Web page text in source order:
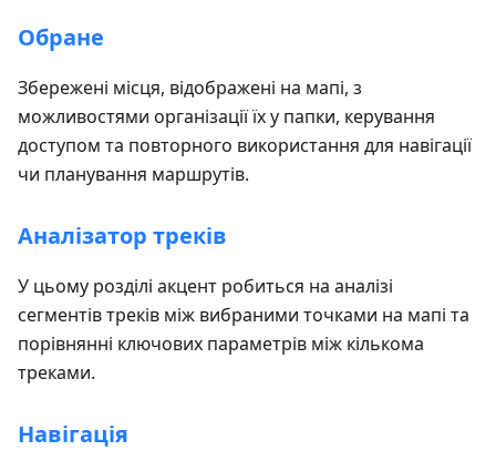
Обране
Збережені місця, відображені на мапі, з
можливостями організації їх у папки, керування
доступом та повторного використання для навігації
чи планування маршрутів.
Аналізатор треків
У цьому розділі акцент робиться на аналізі
сегментів треків між вибраними точками на мапі та
порівнянні ключових параметрів між кількома
треками.
Навігація